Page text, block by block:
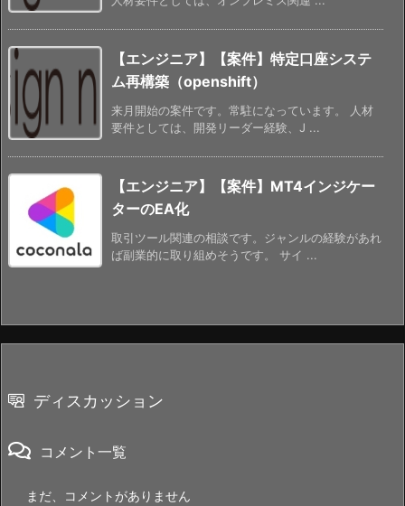
【エンジニア】【案件】特定口座システ
ム再構築（openshift）
来月開始の案件です。常駐になっています。 人材
要件としては、開発リーダー経験、J ...
【エンジニア】【案件】MT4インジケー
ターのEA化
取引ツール関連の相談です。ジャンルの経験があれ
ば副業的に取り組めそうです。 サイ ...
ディスカッション
コメント一覧
まだ、コメントがありません